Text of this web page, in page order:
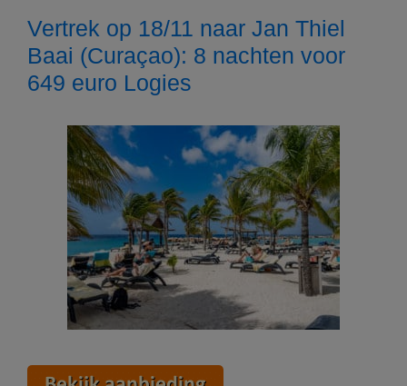
Vertrek op 18/11 naar Jan Thiel
Baai (Curaçao): 8 nachten voor
649 euro Logies